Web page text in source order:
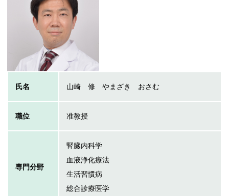
氏名 山崎 修 やまざき おさむ
職位 准教授
専門分野
腎臓内科学
血液浄化療法
生活習慣病
総合診療医学